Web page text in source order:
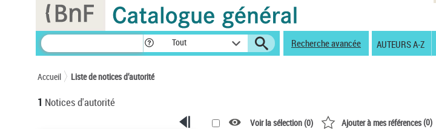
Tout Recherche avancée AUTEURS A-Z
Accueil Liste de notices d’autorité
1 Notices d'autorité
Voir la sélection (0) Ajouter à mes références(0)
Panneau de gestion des cookies